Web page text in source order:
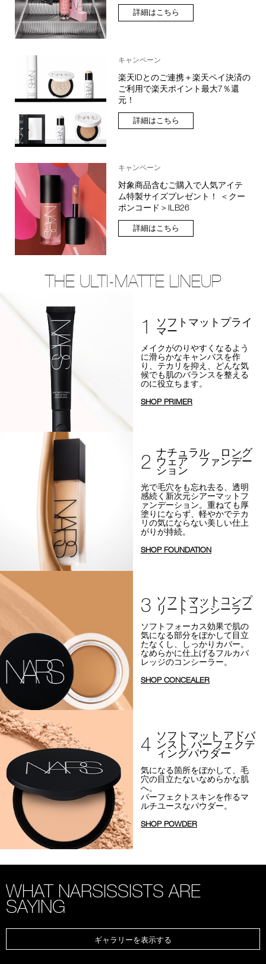
詳細はこちら
キャンペーン
楽天IDとのご連携＋楽天ペイ決済の
ご利用で楽天ポイント最大7％還
元！
詳細はこちら
キャンペーン
対象商品含むご購入で人気アイテ
ム特製サイズプレゼント！ ＜クー
ポンコード＞ILB26
詳細はこちら
THE ULTI-MATTE LINEUP
1 ソフトマットプライ
マー
メイクがのりやすくなるよう
に滑らかなキャンバスを作
り、テカリを抑え、
どんな気
候でも肌のバランスを整える
のに役立ちます。
SHOP PRIMER
2 ナチュラル ロング
ウェア ファンデー
ション
光で毛穴をも忘れ去る、透明
感続く新次元シアーマットフ
ァンデーション。 重ねても厚
塗りにならず、軽やかでテカ
リの気にならない美しい仕上
がりが持続。
SHOP FOUNDATION
3 ソフトマットコンプ
リートコンシーラー
ソフトフォーカス効果で肌の
気になる部分をぼかして目立
たなくし、しっかりカバー。
なめらかに仕上げるフルカバ
レッジのコンシーラー。
SHOP CONCEALER
4 ソフトマット アドバ
ンスト パーフェクテ
ィングパウダー
気になる箇所をぼかして、 毛
穴の目立たないなめらかな肌
へ。
パーフェクトスキンを作るマ
ルチユースなパウダー。
SHOP POWDER
WHAT NARSISSISTS ARE
SAYING
ギャラリーを表示する